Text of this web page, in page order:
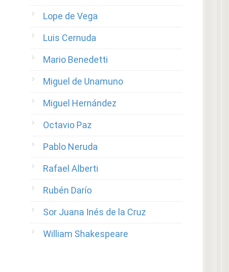
Lope de Vega
Luis Cernuda
Mario Benedetti
Miguel de Unamuno
Miguel Hernández
Octavio Paz
Pablo Neruda
Rafael Alberti
Rubén Darío
Sor Juana Inés de la Cruz
William Shakespeare